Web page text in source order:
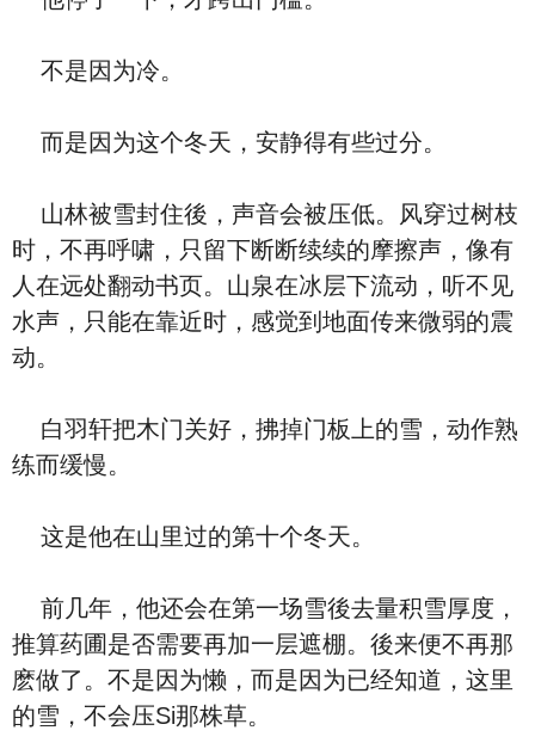
不是因为冷。
而是因为这个冬天，安静得有些过分。
山林被雪封住後，声音会被压低。风穿过树枝
时，不再呼啸，只留下断断续续的摩擦声，像有
人在远处翻动书页。山泉在冰层下流动，听不见
水声，只能在靠近时，感觉到地面传来微弱的震
动。
白羽轩把木门关好，拂掉门板上的雪，动作熟
练而缓慢。
这是他在山里过的第十个冬天。
前几年，他还会在第一场雪後去量积雪厚度，
推算药圃是否需要再加一层遮棚。後来便不再那
麽做了。不是因为懒，而是因为已经知道，这里
的雪，不会压Si那株草。